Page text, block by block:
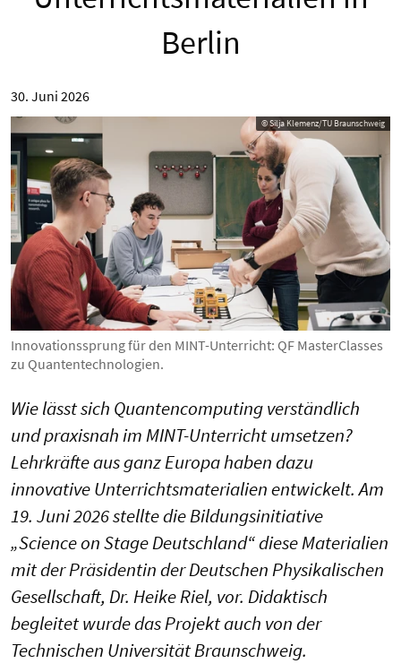
Berlin
30. Juni 2026
© Silja Klemenz/TU Braunschweig
Innovationssprung für den MINT-Unterricht: QF MasterClasses
zu Quantentechnologien.
Wie lässt sich Quantencomputing verständlich
und praxisnah im MINT-Unterricht umsetzen?
Lehrkräfte aus ganz Europa haben dazu
innovative Unterrichtsmaterialien entwickelt. Am
19. Juni 2026 stellte die Bildungsinitiative
„Science on Stage Deutschland“ diese Materialien
mit der Präsidentin der Deutschen Physikalischen
Gesellschaft, Dr. Heike Riel, vor. Didaktisch
begleitet wurde das Projekt auch von der
Technischen Universität Braunschweig.